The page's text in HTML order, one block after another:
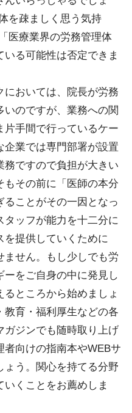
を疎ましく思う気持
医療業界の労務管理体
る可能性は否定できま
おいては、院長が労務
のですが、業務への関
手間で行っているケー
企業では専門部署が設置
務ですので負担が大きい
その前に「医師の本分
ことがその一因となっ
タッフが能力を十二分に
を提供していくために
ません。もし少しでも労
をご自身の中に発見し
ところから始めましょ
教育・福利厚生などの各
ガジンでも随時取り上げ
向けの指南本やWEBサ
ょう。関心を持てる分野
くことをお薦めしま